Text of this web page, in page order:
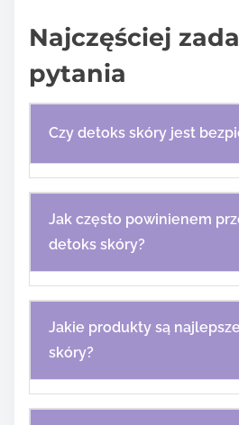
Najczęściej
pytania
Czy detoks skóry jest
Jak często powinienem
detoks skóry?
Jakie produkty są
skóry?